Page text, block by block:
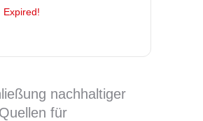
Expired!
nachhaltiger
für